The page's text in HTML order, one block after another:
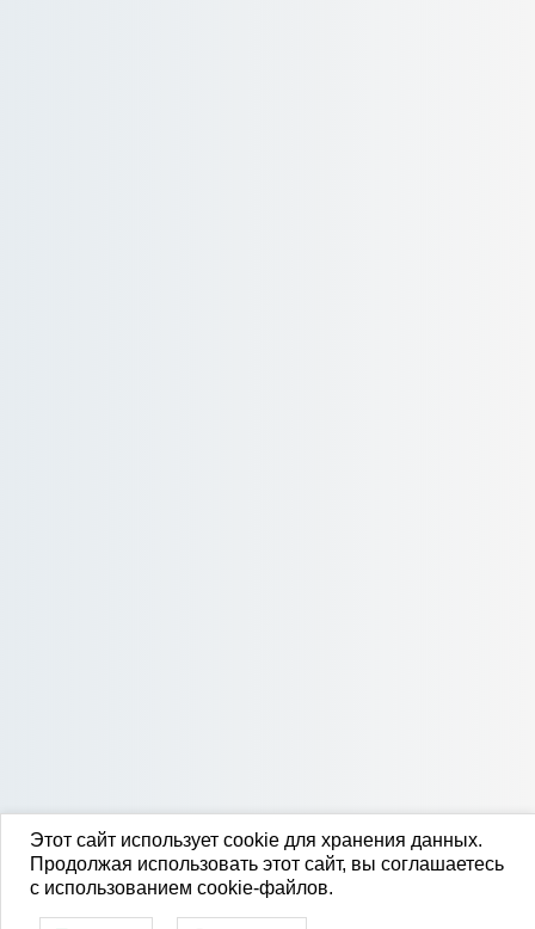
Этот сайт использует cookie для хранения данных.
Продолжая использовать этот сайт, вы соглашаетесь
с использованием cookie-файлов.